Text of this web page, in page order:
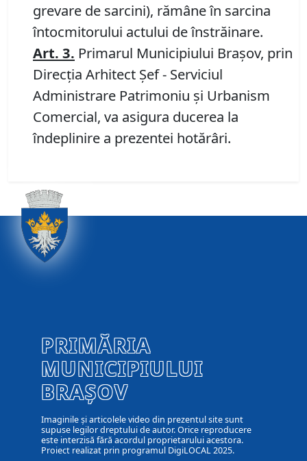
grevare de sarcini), rămâne în sarcina
întocmitorului actului de înstrăinare.
Art. 3. Primarul Municipiului Braşov, prin
Direcția Arhitect Șef - Serviciul
Administrare Patrimoniu şi Urbanism
Comercial, va asigura ducerea la
îndeplinire a prezentei hotărâri.
PRIMĂRIA
MUNICIPIULUI
BRAȘOV
Imaginile și articolele video din prezentul site sunt
supuse legilor dreptului de autor. Orice reproducere
este interzisă fără acordul proprietarului acestora.
Proiect realizat prin programul DigiLOCAL 2025.